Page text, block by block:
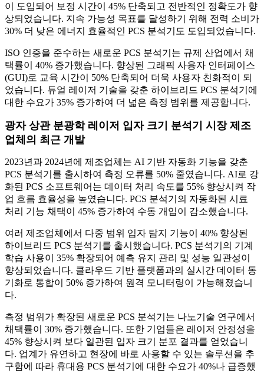
이 도입되어 보정 시간이 45% 단축되고 전반적인 정확도가 향
상되었습니다. 지속 가능성 목표를 달성하기 위해 전력 소비가
30% 더 낮은 에너지 효율적인 PCS 분석기도 도입되었습니다.
ISO 인증을 준수하는 새로운 PCS 분석기는 규제 산업에서 채
택률이 40% 증가했습니다. 향상된 그래픽 사용자 인터페이스
(GUI)로 교육 시간이 50% 단축되어 더욱 사용자 친화적이 되
었습니다. 듀얼 레이저 기술을 갖춘 하이브리드 PCS 분석기에
대한 수요가 35% 증가하여 더 넓은 측정 범위를 제공합니다.
광자 상관 분광학 레이저 ​​입자 크기 분석기 시장 제조
업체의 최근 개발
2023년과 2024년에 제조업체는 AI 기반 자동화 기능을 갖춘
PCS 분석기를 출시하여 측정 오류를 50% 줄였습니다. AI로 강
화된 PCS 소프트웨어는 데이터 처리 속도를 55% 향상시켜 작
업 흐름 효율성을 높였습니다. PCS 분석기의 자동화된 시료
처리 기능 채택이 45% 증가하여 수동 개입이 감소했습니다.
여러 제조업체에서 다중 범위 입자 탐지 기능이 40% 향상된
하이브리드 PCS 분석기를 출시했습니다. PCS 분석기의 기계
학습 사용이 35% 확장되어 예측 유지 관리 및 성능 일관성이
향상되었습니다. 클라우드 기반 플랫폼과의 실시간 데이터 동
기화로 통합이 50% 증가하여 원격 모니터링이 가능해졌습니
다.
측정 범위가 확장된 새로운 PCS 분석기는 나노기술 연구에서
채택률이 30% 증가했습니다. 또한 기업들은 레이저 안정성을
45% 향상시켜 보다 일관된 입자 크기 분포 결과를 얻었습니
다. 업계가 유연하고 현장에 바로 사용할 수 있는 솔루션을 추
구함에 따라 휴대용 PCS 분석기에 대한 수요가 40%나 급증했